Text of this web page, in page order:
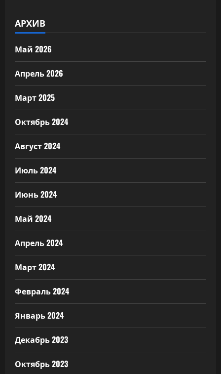
АРХИВ
Май 2026
Апрель 2026
Март 2025
Октябрь 2024
Август 2024
Июль 2024
Июнь 2024
Май 2024
Апрель 2024
Март 2024
Февраль 2024
Январь 2024
Декабрь 2023
Октябрь 2023